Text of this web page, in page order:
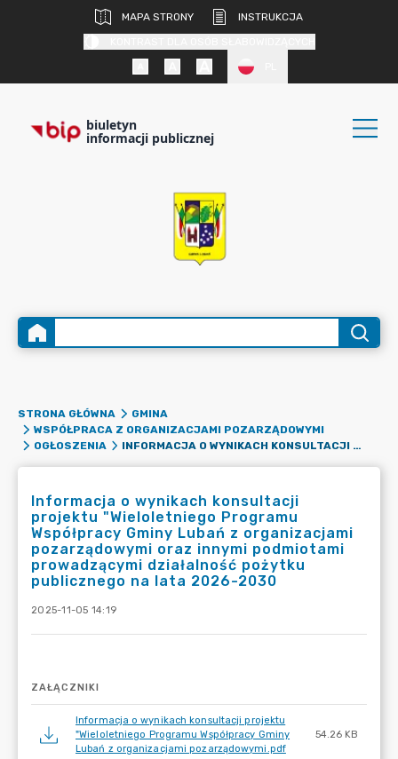
MAPA STRONY
INSTRUKCJA
biuletyn
informacji publicznej
STRONA GŁÓWNA
GMINA
WSPÓŁPRACA Z ORGANIZACJAMI POZARZĄDOWYMI
OGŁOSZENIA
INFORMACJA O WYNIKACH KONSULTACJI PROJEKTU "WIELOLETNIEGO PROGRAMU WSPÓŁPRACY GMINY LUBAŃ Z ORGANIZACJAMI POZARZĄDOWYMI ORAZ INNYMI PODMIOTAMI PROWADZĄCYMI DZIAŁALNOŚĆ POŻYTKU PUBLICZNEGO NA LATA 2026-2030
Informacja o wynikach konsultacji
projektu "Wieloletniego Programu
Współpracy Gminy Lubań z organizacjami
pozarządowymi oraz innymi podmiotami
prowadzącymi działalność pożytku
publicznego na lata 2026-2030
2025-11-05 14:19
ZAŁĄCZNIKI
Informacja o wynikach konsultacji projektu
"Wieloletniego Programu Współpracy Gminy
Lubań z organizacjami pozarządowymi.pdf
54.26 KB